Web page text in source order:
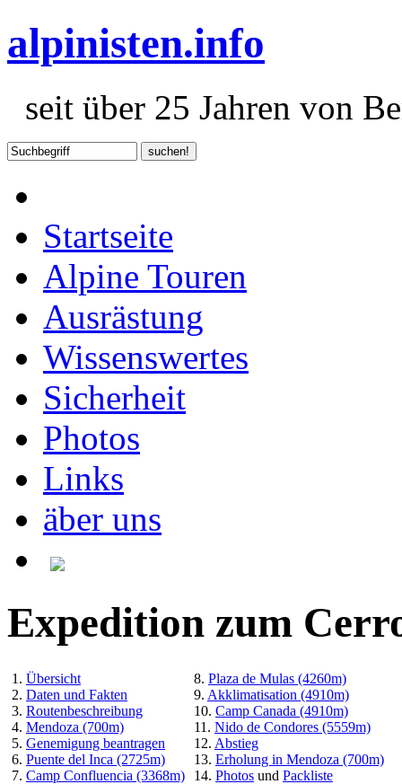
alpinisten.info
seit über 25 Jahren von
Startseite
Alpine Touren
Ausrästung
Wissenswertes
Sicherheit
Photos
Links
äber uns
Expedition zum
1. Übersicht
2. Daten und Fakten
3. Routenbeschreibung
4. Mendoza (700m)
5. Genemigung beantragen
6. Puente del Inca (2725m)
7. Camp Confluencia (3368m)
8. Plaza de Mulas (4260m)
9. Akklimatisation (4910m)
10. Camp Canada (4910m)
11. Nido de Condores (5559m)
12. Abstieg
13. Erholung in Mendoza (700m)
14. Photos und Packliste